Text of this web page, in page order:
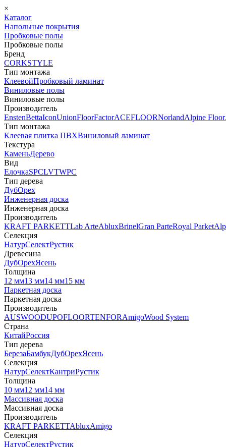
×
Каталог
Напольные покрытия
Пробковые полы
Пробковые полы
Бренд
CORKSTYLE
Тип монтажа
КлеевойПробковый ламинат
Виниловые полы
Виниловые полы
Производитель
EnstenBettaIconUnionFloorFactorACEFLOORNorlandAlpine Floor
Тип монтажа
Клеевая плитка ПВХВиниловый ламинат
Текстура
КаменьДерево
Вид
ЕлочкаSPCLVTWPC
Тип дерева
ДубОрех
Инженерная доска
Инженерная доска
Производитель
KRAFT PARKETTLab ArteAbluxBrinelGran ParteRoyal Parket
Селекция
НатурСелектРустик
Древесина
ДубОрехЯсень
Толщина
12 мм13 мм14 мм15 мм
Паркетная доска
Паркетная доска
Производитель
AUSWOODUPOFLOORTENFORAmigoWood System
Страна
КитайРоссия
Тип дерева
БерезаБамбукДубОрехЯсень
Селекция
НатурСелектКантриРустик
Толщина
10 мм12 мм14 мм
Массивная доска
Массивная доска
Производитель
KRAFT PARKETTAbluxAmigo
Селекция
НатурСелектРустик